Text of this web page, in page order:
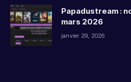
Papadustream :
mars 2026
janvier 29, 2026